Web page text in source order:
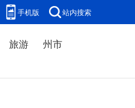
手机版 站内搜索
旅游
州市